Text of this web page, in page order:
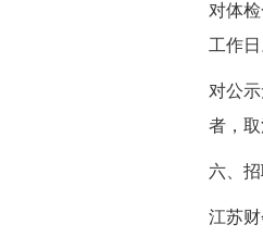
对体
工作
对公
者，取
六、
江苏